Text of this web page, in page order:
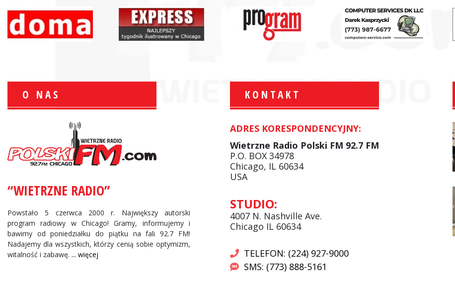
O NAS
“WIETRZNE RADIO”
Powstało 5 czerwca 2000 r. Największy autorski
program radiowy w Chicago! Gramy, informujemy i
bawimy od poniedziałku do piątku na fali 92.7 FM!
Nadajemy dla wszystkich, którzy cenią sobie optymizm,
witalność i zabawę. ... więcej
KONTAKT
ADRES KORESPONDENCYJNY:
Wietrzne Radio Polski FM 92.7 FM
P.O. BOX 34978
Chicago, IL 60634
USA
STUDIO:
4007 N. Nashville Ave.
Chicago IL 60634
TELEFON: (224) 927-9000
SMS: (773) 888-5161
Informacje Giełdowe
Krzysztof Wawer:
Komentator
facebook